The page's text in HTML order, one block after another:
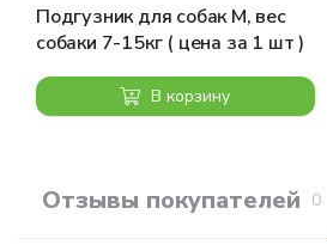
Подгузник для собак M, вес
собаки 7-15кг ( цена за 1 шт )
В корзину
Отзывы покупателей 0